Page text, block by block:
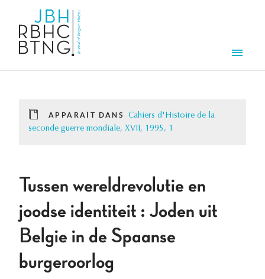
APPARAÎT DANS
Cahiers d'Histoire de la
seconde guerre mondiale, XVII, 1995, 1
Tussen wereldrevolutie en
joodse identiteit : Joden uit
Belgie in de Spaanse
burgeroorlog